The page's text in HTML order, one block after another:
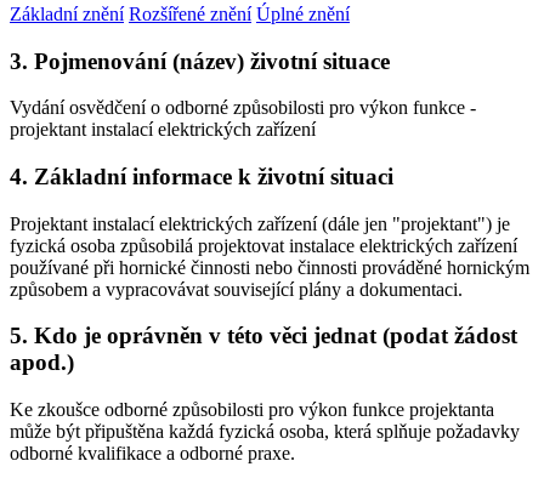
Základní znění Rozšířené znění Úplné znění
3. Pojmenování (název) životní situace
Vydání osvědčení o odborné způsobilosti pro výkon funkce -
projektant instalací elektrických zařízení
4. Základní informace k životní situaci
Projektant instalací elektrických zařízení (dále jen "projektant") je
fyzická osoba způsobilá projektovat instalace elektrických zařízení
používané při hornické činnosti nebo činnosti prováděné hornickým
způsobem a vypracovávat související plány a dokumentaci.
5. Kdo je oprávněn v této věci jednat (podat žádost
apod.)
Ke zkoušce odborné způsobilosti pro výkon funkce projektanta
může být připuštěna každá fyzická osoba, která splňuje požadavky
odborné kvalifikace a odborné praxe.